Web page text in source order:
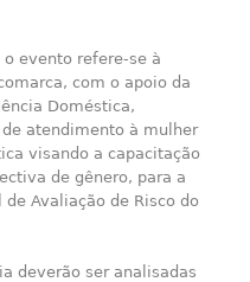
evento refere-se à
com o apoio da
Doméstica,
atendimento à mulher
visando a capacitação
de gênero, para a
Avaliação de Risco do
deverão ser analisadas